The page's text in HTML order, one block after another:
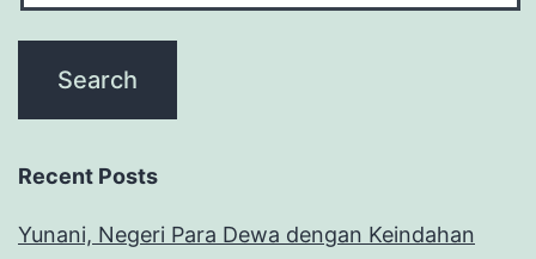
Recent Posts
Yunani, Negeri Para Dewa dengan Keindahan